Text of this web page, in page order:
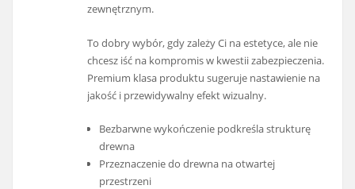
zewnętrznym.
To dobry wybór, gdy zależy Ci na estetyce, ale nie
chcesz iść na kompromis w kwestii zabezpieczenia.
Premium klasa produktu sugeruje nastawienie na
jakość i przewidywalny efekt wizualny.
Bezbarwne wykończenie podkreśla strukturę
drewna
Przeznaczenie do drewna na otwartej
przestrzeni